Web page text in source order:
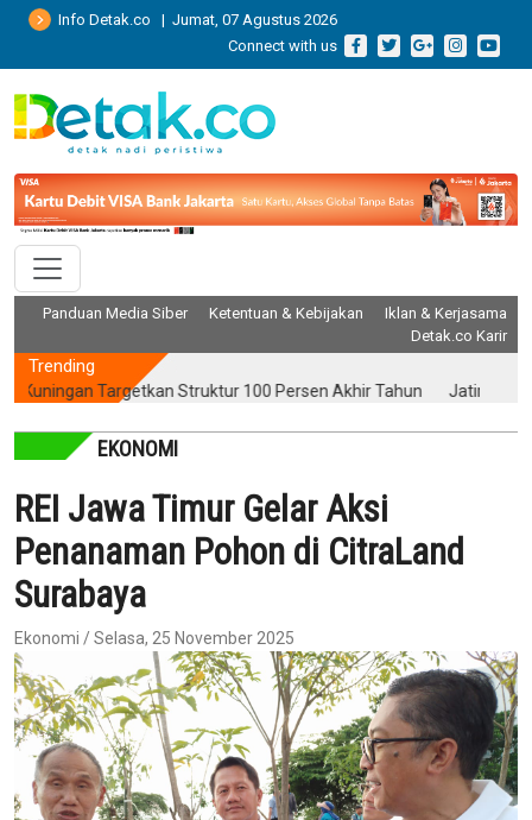
Info Detak.co | Jumat, 07 Agustus 2026
Connect with us
Panduan Media Siber Ketentuan & Kebijakan
Iklan & Kerjasama
Detak.co Karir
Trending
Targetkan Struktur 100 Persen Akhir Tahun Jatim Kinerja
EKONOMI
REI Jawa Timur Gelar Aksi
Penanaman Pohon di CitraLand
Surabaya
Ekonomi / Selasa, 25 November 2025